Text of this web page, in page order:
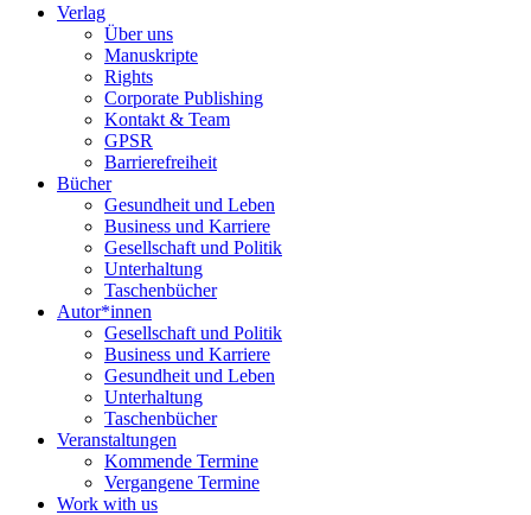
Verlag
Über uns
Manuskripte
Rights
Corporate Publishing
Kontakt & Team
GPSR
Barrierefreiheit
Bücher
Gesundheit und Leben
Business und Karriere
Gesellschaft und Politik
Unterhaltung
Taschenbücher
Autor*innen
Gesellschaft und Politik
Business und Karriere
Gesundheit und Leben
Unterhaltung
Taschenbücher
Veranstaltungen
Kommende Termine
Vergangene Termine
Work with us